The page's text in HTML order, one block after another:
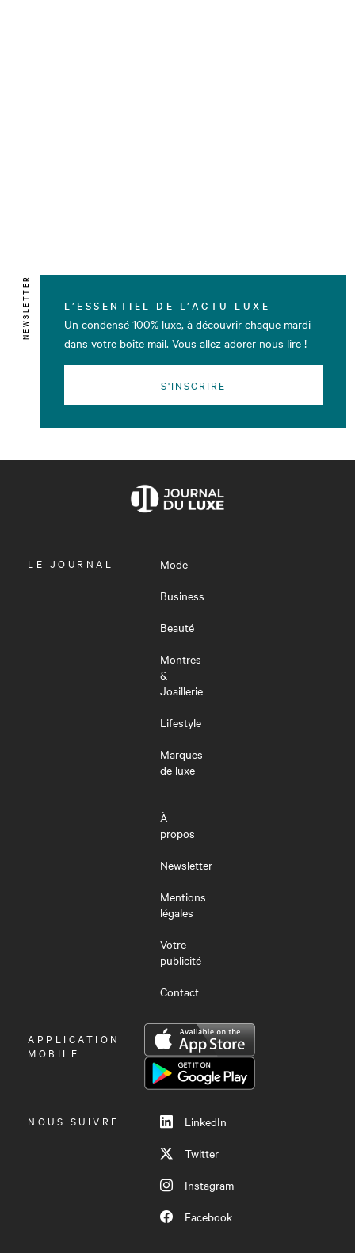
NEWSLETTER L’ESSENTIEL DE L’ACTU LUXE
Un condensé 100% luxe, à découvrir chaque mardi
dans votre boîte mail. Vous allez adorer nous lire !
S'INSCRIRE
OUVRIR
LE JOURNAL
Mode
Business
Beauté
Montres
&
Joaillerie
Lifestyle
Marques
de luxe
À
propos
Newsletter
Mentions
légales
Votre
publicité
Contact
OUVRIR
LE
APPLICATION
MOBILE
NOUS SUIVRE
LinkedIn
Twitter
Instagram
Facebook